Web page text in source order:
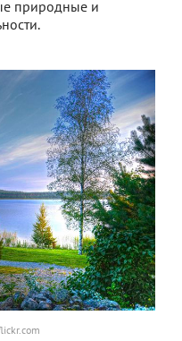
природные и